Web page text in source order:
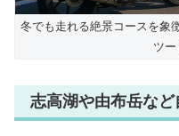
冬でも走れる絶景コースを象
ツ
志高湖や由布岳な